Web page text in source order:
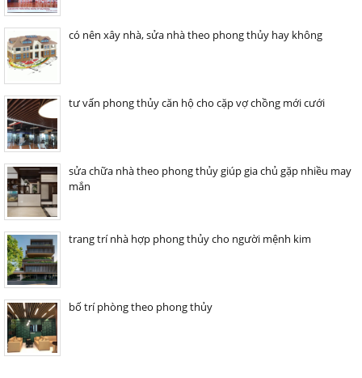
có nên xây nhà, sửa nhà theo phong thủy hay không
tư vấn phong thủy căn hộ cho cặp vợ chồng mới cưới
sửa chữa nhà theo phong thủy giúp gia chủ gặp nhiều may
mắn
trang trí nhà hợp phong thủy cho người mệnh kim
bố trí phòng theo phong thủy